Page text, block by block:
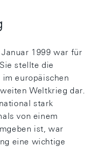
1999 war für
stellte die
europäischen
Weltkrieg dar.
stark
von einem
ist, war
eine wichtige